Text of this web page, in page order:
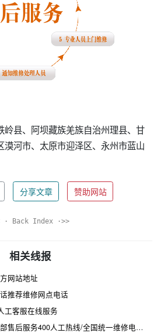
岭县、阿坝藏族羌族自治州理县、甘
漠河市、太原市迎泽区、永州市蓝山
分享文章 赞助网站
· Back Index ·>>
相关线报
网站地址
推荐维修网点电话
工客服在线服务
后服务400人工热线/全国统一维修电话是多少